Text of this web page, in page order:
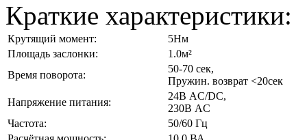
Краткие характеристики:
Крутящий момент:
5Нм
Площадь заслонки:
1.0м²
Время поворота:
50-70 сек,
Пружин. возврат <20сек
Напряжение питания:
24В AC/DC,
230В AC
Частота:
50/60 Гц